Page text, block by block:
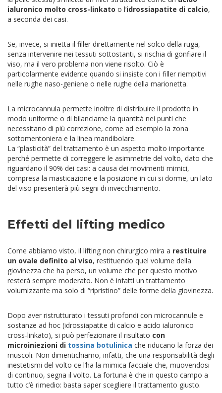
ialuronico molto cross-linkato o l’idrossiapatite di calcio,
a seconda dei casi.
Se, invece, si inietta il filler direttamente nel solco della ruga,
senza intervenire nei tessuti sottostanti, si rischia di gonfiare il
viso, ma il vero problema non viene risolto. Ciò è
particolarmente evidente quando si insiste con i filler riempitivi
nelle rughe naso-geniene o nelle rughe della marionetta.
La microcannula permette inoltre di distribuire il prodotto in
modo uniforme o di bilanciarne la quantità nei punti che
necessitano di più correzione, come ad esempio la zona
sottomentoniera e la linea mandibolare.
La “plasticità” del trattamento è un aspetto molto importante
perché permette di correggere le asimmetrie del volto, dato che
riguardano il 90% dei casi: a causa dei movimenti mimici,
compresa la masticazione e la posizione in cui si dorme, un lato
del viso presenterà più segni di invecchiamento.
Effetti del lifting medico
Come abbiamo visto, il lifting non chirurgico mira a restituire
un ovale definito al viso, restituendo quel volume della
giovinezza che ha perso, un volume che per questo motivo
resterà sempre moderato. Non è infatti un trattamento
volumizzante ma solo di “ripristino” delle forme della giovinezza.
Dopo aver ristrutturato i tessuti profondi con microcannule e
sostanze ad hoc (idrossiapatite di calcio e acido ialuronico
cross-linkato), si può perfezionare il risultato con
microiniezioni di tossina botulinica che riducano la forza dei
muscoli. Non dimentichiamo, infatti, che una responsabilità degli
inestetismi del volto ce l’ha la mimica facciale che, muovendosi
di continuo, segna il volto. La fortuna è che in questo campo a
tutto c’è rimedio: basta saper scegliere il trattamento giusto.